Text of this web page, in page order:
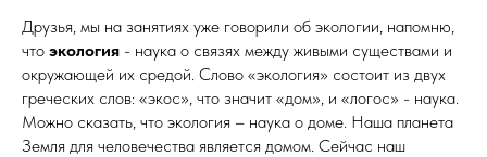
Друзья, мы на занятиях уже говорили об экологии, напомню,
что экология - наука о связях между живыми существами и
окружающей их средой. Слово «экология» состоит из двух
греческих слов: «экос», что значит «дом», и «логос» - наука.
Можно сказать, что экология – наука о доме. Наша планета
Земля для человечества является домом. Сейчас наш